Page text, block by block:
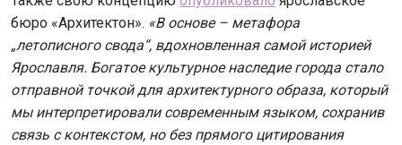
бюро «Архитектон». «В основе – метафора
„летописного свода“, вдохновленная самой историей
Ярославля. Богатое культурное наследие города стало
отправной точкой для архитектурного образа, который
мы интерпретировали современным языком, сохранив
связь с контекстом, но без прямого цитирования